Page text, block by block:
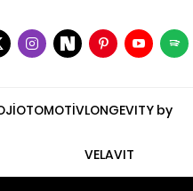
OTOMOTİVLONGEVITY by
VELAVIT